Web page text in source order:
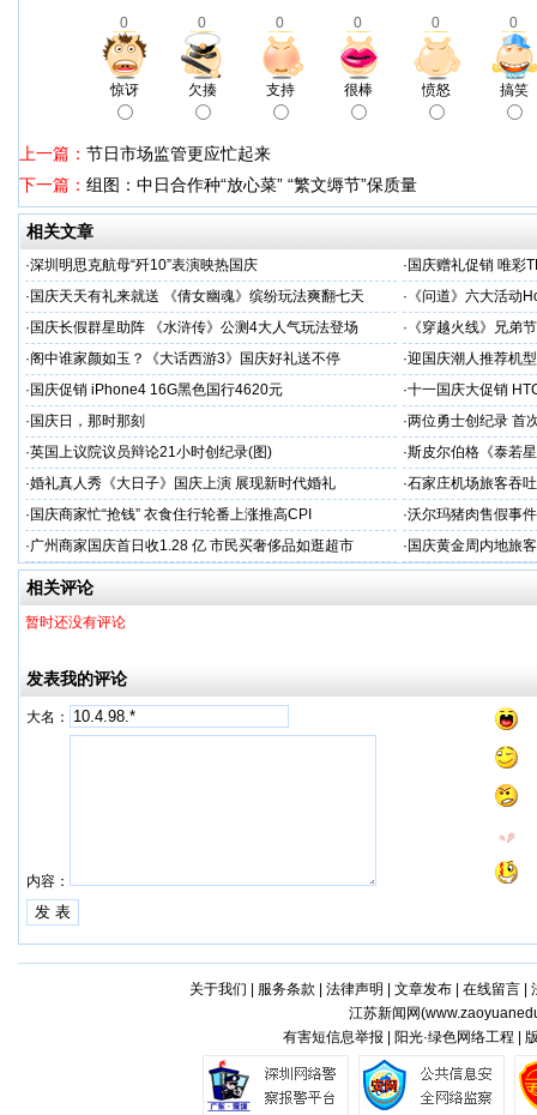
0 0 0 0 0 0
惊讶 欠揍 支持 很棒 愤怒 搞笑
上一篇： 节日市场监管更应忙起来
下一篇： 组图：中日合作种“放心菜” “繁文缛节”保质量
相关文章
·深圳明思克航母“歼10”表演映热国庆 · 国庆赠礼促销 唯彩
· 国庆天天有礼来就送 《倩女幽魂》缤纷玩法爽翻七天 · 《问道》六大活动
· 国庆长假群星助阵 《水浒传》公测4大人气玩法登场 · 《穿越火线》兄弟
·阁中谁家颜如玉？《大话西游3》国庆好礼送不停 ·迎国庆潮人推荐机
· 国庆促销 iPhone4 16G黑色国行4620元 ·十一国庆大促销
· 国庆日，那时那刻 ·两位勇士创纪录 首
·英国上议院议员辩论21小时创纪录(图) ·斯皮尔伯格《泰若
·婚礼真人秀《大日子》国庆上演 展现新时代婚礼 ·石家庄机场旅客吞
· 国庆商家忙“抢钱” 衣食住行轮番上涨推高CPI ·沃尔玛猪肉售假事
·广州商家国庆首日收1.28 亿 市民买奢侈品如逛超市 · 国庆黄金周内地旅
相关评论
暂时还没有评论
发表我的评论
大名：
内容：
关于我们 服务条款 法律声明 文章发布| 在线留言|
江苏新闻网(
有害短信息举报 | 阳光·绿色网络工程 |